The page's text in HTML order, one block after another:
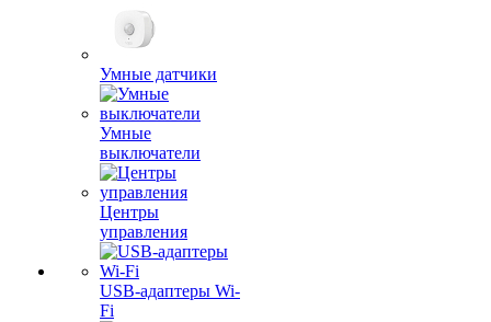
Умные датчики
Умные
выключатели
Центры
управления
USB-адаптеры Wi-
Fi